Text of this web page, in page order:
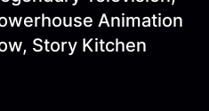
Animation
Story Kitchen